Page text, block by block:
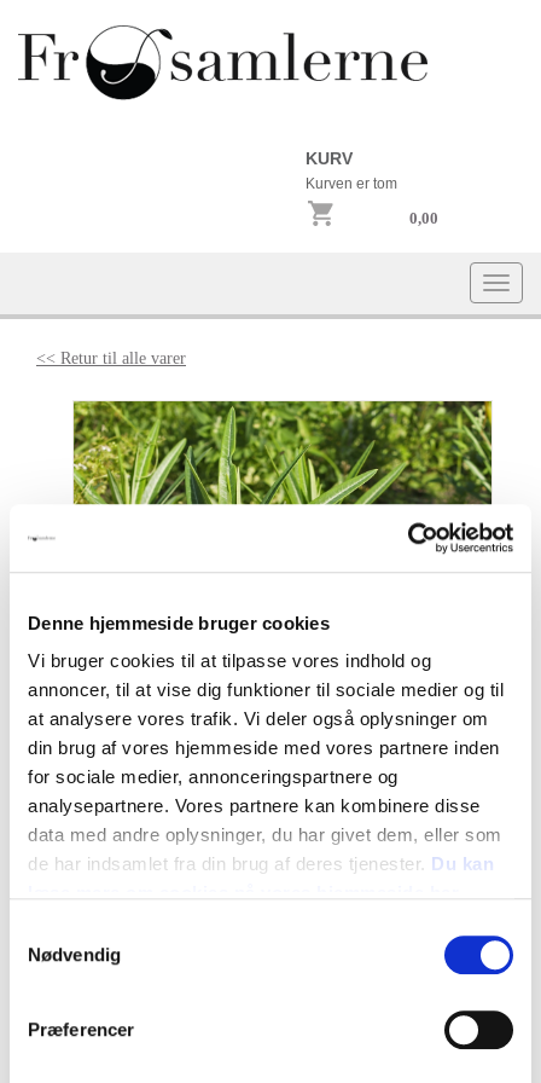
Denne hjemmeside bruger cookies
Vi bruger cookies til at tilpasse vores indhold og
annoncer, til at vise dig funktioner til sociale medier og til
at analysere vores trafik. Vi deler også oplysninger om
din brug af vores hjemmeside med vores partnere inden
for sociale medier, annonceringspartnere og
analysepartnere. Vores partnere kan kombinere disse
data med andre oplysninger, du har givet dem, eller som
de har indsamlet fra din brug af deres tjenester. Du kan
Nødvendig
Præferencer
KURV
Kurven er tom
0,00
<< Retur til alle varer
Prydplante 'Korsvortemælk' (Euphorbia